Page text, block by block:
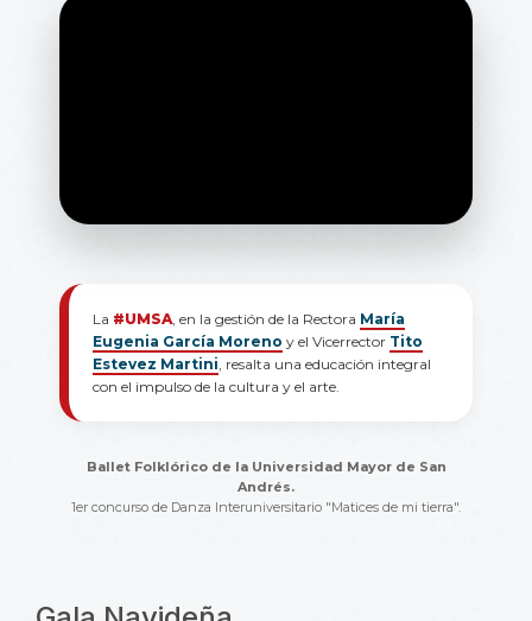
La #UMSA, en la gestión de la Rectora María
Eugenia García Moreno y el Vicerrector Tito
Estevez Martini, resalta una educación integral
con el impulso de la cultura y el arte.
Ballet Folklórico de la Universidad Mayor de San
Andrés.
1er concurso de Danza Interuniversitario "Matices de mi tierra".